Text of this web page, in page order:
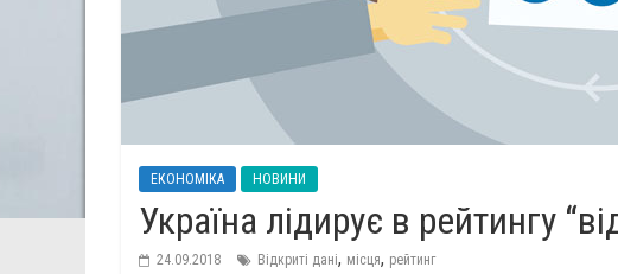
ЕКОНОМІКА НОВИНИ
Україна лідирує в рейтингу
24.09.2018 Відкриті дані, місця, рейтинг